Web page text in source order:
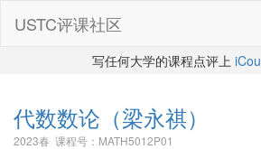
USTC评课社区
写任何大学的课程点评上
代数数论 （梁永祺）
2023春 课程号：MATH5012P01